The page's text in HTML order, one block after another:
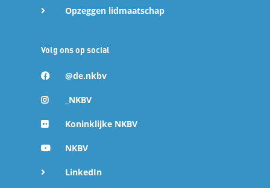
Opzeggen lidmaatschap
Volg ons op social
@de.nkbv
_NKBV
Koninklijke NKBV
NKBV
LinkedIn